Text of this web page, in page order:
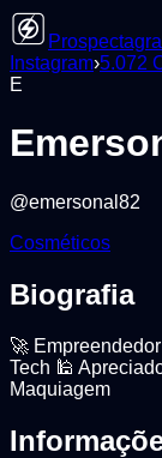
Instagram›5.072
E
@emersonal82
Cosméticos
Biografia
🚀
Tech 🕌
Maquiagem